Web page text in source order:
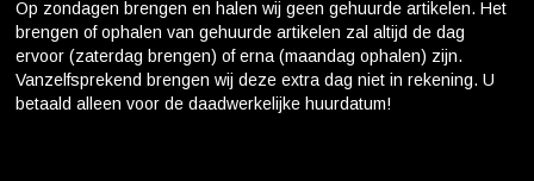
Op zondagen brengen en halen wij geen gehuurde artikelen. Het
brengen of ophalen van gehuurde artikelen zal altijd de dag
ervoor (zaterdag brengen) of erna (maandag ophalen) zijn.
Vanzelfsprekend brengen wij deze extra dag niet in rekening. U
betaald alleen voor de daadwerkelijke huurdatum!